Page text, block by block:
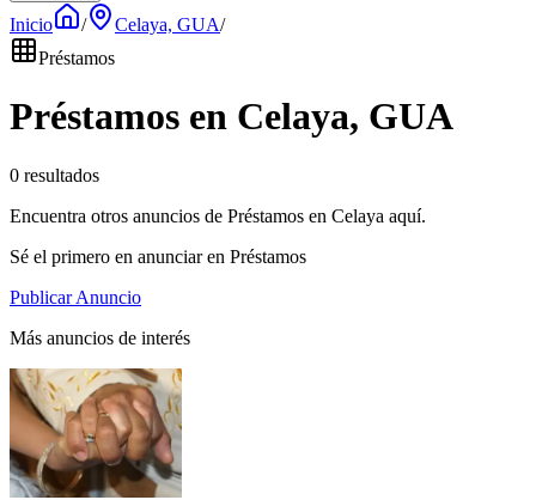
Inicio / Celaya, GUA/
Préstamos
Préstamos en Celaya, GUA
0 resultados
Encuentra otros anuncios de Préstamos en Celaya aquí.
Sé el primero en anunciar en Préstamos
Publicar Anuncio
Más anuncios de interés